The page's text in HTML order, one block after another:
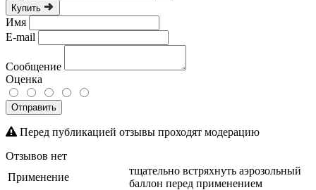
Купить
Имя
E-mail
Сообщение
Оценка
Отправить
Перед публикацией отзывы проходят модерацию
Отзывов нет
Применение
тщательно встряхнуть аэрозольный
баллон перед применением